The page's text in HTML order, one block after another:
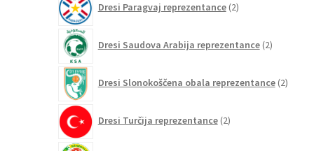
Dresi Paragvaj reprezentance 2izdelka
Dresi Saudova Arabija reprezentance 2izdelka
Dresi Slonokoščena obala reprezentance 2izdelka
Dresi Turčija reprezentance 2izdelka